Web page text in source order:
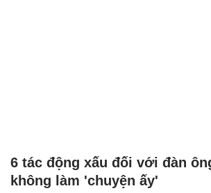
6 tác động xấu đối với đàn
không làm 'chuyện ấy'